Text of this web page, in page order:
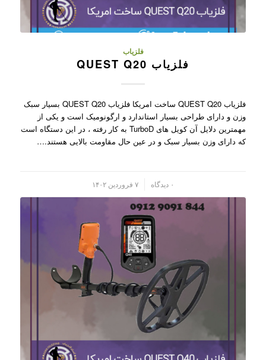
فلزیاب
فلزیاب QUEST Q20
فلزیاب QUEST Q20 ساخت امریکا فلزیاب QUEST Q20 بسیار سبک
وزن و دارای طراحی بسیار استاندارد و ارگونومیک است و یکی از
مهمترین دلایل آن کویل های TurboD به کار رفته ، در این دستگاه است
که دارای وزن بسیار سبک و در عین حال مقاومت بالایی هستند.…
۰ دیدگاه ۷ فروردین ۱۴۰۲